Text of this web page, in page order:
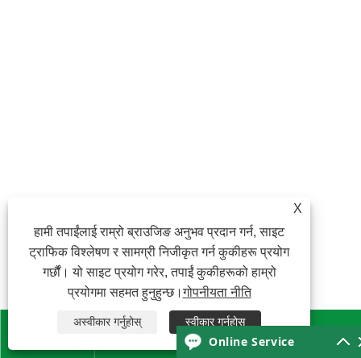
 
X
हामी तपाईंलाई राम्रो ब्राउजिङ अनुभव प्रदान गर्न, साइट
ट्राफिक विश्लेषण र सामग्री निजीकृत गर्न कुकीहरू प्रयोग
गर्छौं। यो साइट प्रयोग गरेर, तपाईं कुकीहरूको हाम्रो
प्रयोगमा सहमत हुनुहुन्छ।गोपनीयता नीति
अस्वीकार गर्नुहोस् स्वीकार गर्नुहोस्
Online Service